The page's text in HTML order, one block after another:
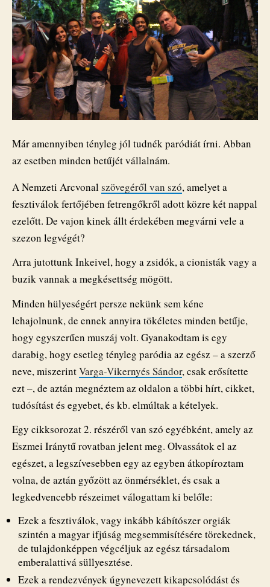
Már amennyiben tényleg jól tudnék paródiát írni. Abban
az esetben minden betűjét vállalnám.
A Nemzeti Arcvonal szövegéről van szó, amelyet a
fesztiválok fertőjében fetrengőkről adott közre két nappal
ezelőtt. De vajon kinek állt érdekében megvárni vele a
szezon legvégét?
Arra jutottunk Inkeivel, hogy a zsidók, a cionisták vagy a
buzik vannak a megkésettség mögött.
Minden hülyeségért persze nekünk sem kéne
lehajolnunk, de ennek annyira tökéletes minden betűje,
hogy egyszerűen muszáj volt. Gyanakodtam is egy
darabig, hogy esetleg tényleg paródia az egész – a szerző
neve, miszerintVarga-Vikernyés Sándor, csak erősítette
ezt –, de aztán megnéztem az oldalon a többi hírt, cikket,
tudósítást és egyebet, és kb. elmúltak a kételyek.
Egy cikksorozat 2. részéről van szó egyébként, amely az
Eszmei Iránytű rovatban jelent meg. Olvassátok el az
egészet, a legszívesebben egy az egyben átkopíroztam
volna, de aztán győzött az önmérséklet, és csak a
legkedvencebb részeimet válogattam ki belőle:
Ezek a fesztiválok, vagy inkább kábítószer orgiák
szintén a magyar ifjúság megsemmisítésére törekednek,
de tulajdonképpen végcéljuk az egész társadalom
emberalattivá süllyesztése.
Ezek a rendezvények úgynevezett kikapcsolódást és